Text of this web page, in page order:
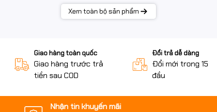
Xem toàn bộ sản phẩm
Giao hàng toàn quốc
Giao hàng trước trả
tiền sau COD
Đổi trả dễ dàng
Đổi mới trong 15
đầu
Nhận tin khuyến mãi